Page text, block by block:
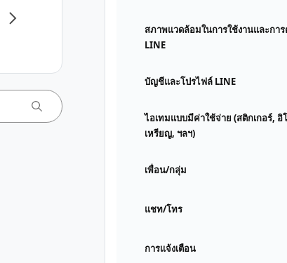
สภาพแวดล้อมในการใช้งานและการ
LINE
บัญชีและโปรไฟล์ LINE
ไอเทมแบบมีค่าใช้จ่าย (สติกเกอร์, อิ
เหรียญ, ฯลฯ)
เพื่อน/กลุ่ม
แชท/โทร
การแจ้งเตือน